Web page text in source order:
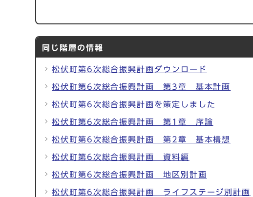
同じ階層の情報
松伏町第6次総合振興計画ダウンロード
松伏町第6次総合振興計画 第3章 基本計画
松伏町第6次総合振興計画を策定しました
松伏町第6次総合振興計画 第1章 序論
松伏町第6次総合振興計画 第2章 基本構想
松伏町第6次総合振興計画 資料編
松伏町第6次総合振興計画 地区別計画
松伏町第6次総合振興計画 ライフステージ別計画